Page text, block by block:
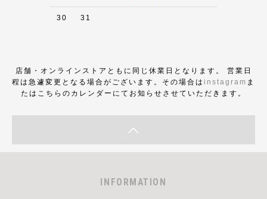
30 31
店舗・オンラインストアともに同じ休業日となります。 営業日
程は急遽変更となる場合がございます。その場合は instagram ま
たはこちらのカレンダーにてお知らせさせていただきます。
INFORMATION